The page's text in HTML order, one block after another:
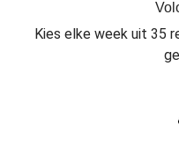
Kies elke week uit 35